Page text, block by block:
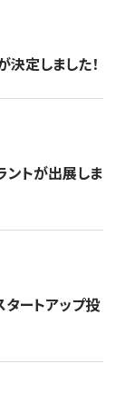
定しました！
ントが出展しま
ートアップ投